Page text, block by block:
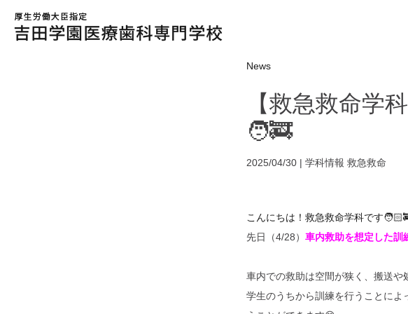
News
【救急救命学
🧑‍🚒
2025/04/30 | 学科情報 救急救命
こんにちは！救急救命学科です
先日（4/28） 車内救助を想定した訓
車内での救助は空間が狭く、搬送や
学生のうちから訓練を行うことによ